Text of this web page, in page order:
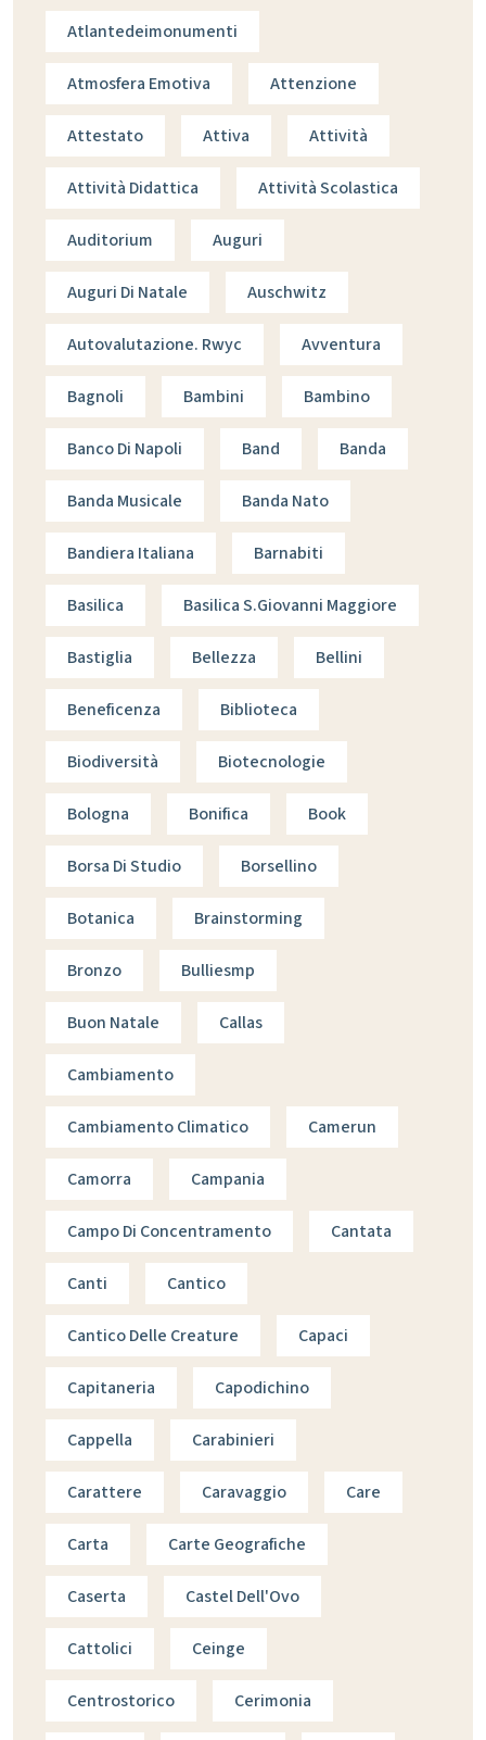
Atlantedeimonumenti
Atmosfera Emotiva Attenzione
Attestato Attiva Attività
Attività Didattica Attività Scolastica
Auditorium Auguri
Auguri Di Natale Auschwitz
Autovalutazione. Rwyc Avventura
Bagnoli Bambini Bambino
Banco Di Napoli Band Banda
Banda Musicale Banda Nato
Bandiera Italiana Barnabiti
Basilica Basilica S.giovanni Maggiore
Bastiglia Bellezza Bellini
Beneficenza Biblioteca
Biodiversità Biotecnologie
Bologna Bonifica Book
Borsa Di Studio Borsellino
Botanica Brainstorming
Bronzo Bulliesmp
Buon Natale Callas
Cambiamento
Cambiamento Climatico Camerun
Camorra Campania
Campo Di Concentramento Cantata
Canti Cantico
Cantico Delle Creature Capaci
Capitaneria Capodichino
Cappella Carabinieri
Carattere Caravaggio Care
Carta Carte Geografiche
Caserta Castel Dell'Ovo
Cattolici Ceinge
Centrostorico Cerimonia